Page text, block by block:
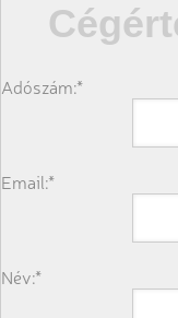
Adószám:*
Email:*
Név:*